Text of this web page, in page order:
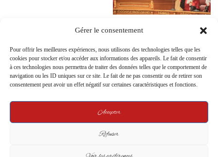
Gérer le consentement
Pour offrir les meilleures expériences, nous utilisons des technologies telles que les
cookies pour stocker et/ou accéder aux informations des appareils. Le fait de consentir
à ces technologies nous permettra de traiter des données telles que le comportement de
navigation ou les ID uniques sur ce site. Le fait de ne pas consentir ou de retirer son
consentement peut avoir un effet négatif sur certaines caractéristiques et fonctions.
Accepter
Refuser
Cour constitutionnelle va-t-elle
l’Intérieur ?
20 March 2025
Leave a Reply
Your email address will not be published.